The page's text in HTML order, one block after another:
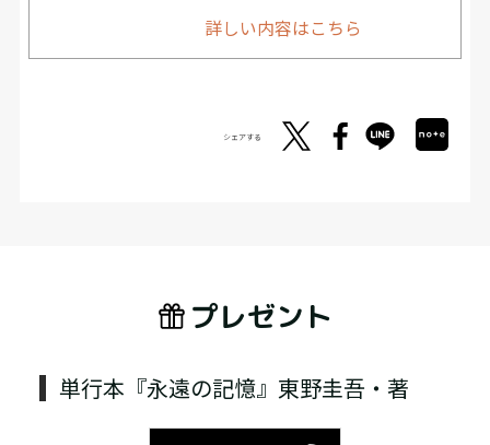
詳しい内容はこちら
シェアする
プレゼント
単行本『永遠の記憶』東野圭吾・著